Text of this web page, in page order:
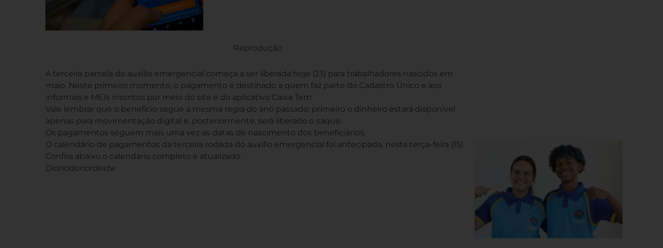
Reprodução
A terceira parcela do auxílio emergencial começa a ser liberada hoje (23) para trabalhadores nascidos em
maio. Neste primeiro momento, o pagamento é destinado a quem faz parte do Cadastro Único e aos
informais e MEIs inscritos por meio do site e do aplicativo Caixa Tem.
Vale lembrar que o benefício segue a mesma regra do ano passado: primeiro o dinheiro estará disponível
apenas para movimentação digital e, posteriormente, será liberado o saque.
Os pagamentos seguem mais uma vez as datas de nascimento dos beneficiários.
O calendário de pagamentos da terceira rodada do auxílio emergencial foi antecipada, nesta terça-feira (15).
Confira abaixo o calendário completo e atualizado.
Diariodonordeste